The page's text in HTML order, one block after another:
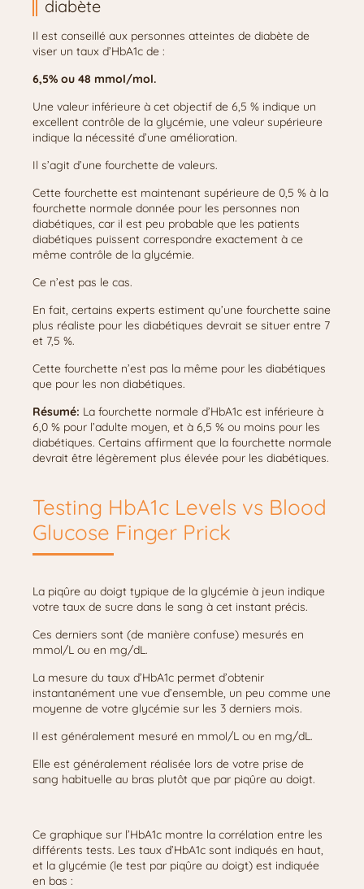
diabète
Il est conseillé aux personnes atteintes de diabète de
viser un taux d’HbA1c de :
6,5% ou 48 mmol/mol.
Une valeur inférieure à cet objectif de 6,5 % indique un
excellent contrôle de la glycémie, une valeur supérieure
indique la nécessité d’une amélioration.
Il s’agit d’une fourchette de valeurs.
Cette fourchette est maintenant supérieure de 0,5 % à la
fourchette normale donnée pour les personnes non
diabétiques, car il est peu probable que les patients
diabétiques puissent correspondre exactement à ce
même contrôle de la glycémie.
Ce n’est pas le cas.
En fait, certains experts estiment qu’une fourchette saine
plus réaliste pour les diabétiques devrait se situer entre 7
et 7,5 %.
Cette fourchette n’est pas la même pour les diabétiques
que pour les non diabétiques.
Résumé: La fourchette normale d’HbA1c est inférieure à
6,0 % pour l’adulte moyen, et à 6,5 % ou moins pour les
diabétiques. Certains affirment que la fourchette normale
devrait être légèrement plus élevée pour les diabétiques.
Testing HbA1c Levels vs Blood
Glucose Finger Prick
La piqûre au doigt typique de la glycémie à jeun indique
votre taux de sucre dans le sang à cet instant précis.
Ces derniers sont (de manière confuse) mesurés en
mmol/L ou en mg/dL.
La mesure du taux d’HbA1c permet d’obtenir
instantanément une vue d’ensemble, un peu comme une
moyenne de votre glycémie sur les 3 derniers mois.
Il est généralement mesuré en mmol/L ou en mg/dL.
Elle est généralement réalisée lors de votre prise de
sang habituelle au bras plutôt que par piqûre au doigt.
Ce graphique sur l’HbA1c montre la corrélation entre les
différents tests. Les taux d’HbA1c sont indiqués en haut,
et la glycémie (le test par piqûre au doigt) est indiquée
en bas :